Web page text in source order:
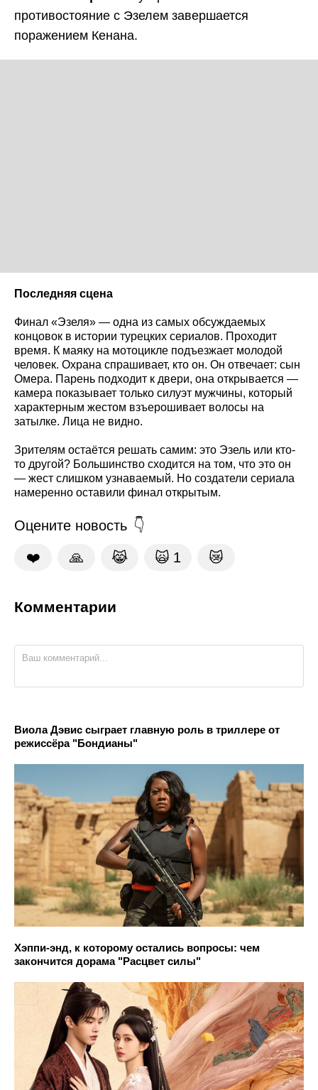
противостояние с Эзелем завершается
поражением Кенана.
Последняя сцена
Финал «Эзеля» — одна из самых обсуждаемых
концовок в истории турецких сериалов. Проходит
время. К маяку на мотоцикле подъезжает молодой
человек. Охрана спрашивает, кто он. Он отвечает: сын
Омера. Парень подходит к двери, она открывается —
камера показывает только силуэт мужчины, который
характерным жестом взъерошивает волосы на
затылке. Лица не видно.
Зрителям остаётся решать самим: это Эзель или кто-
то другой? Большинство сходится на том, что это он
— жест слишком узнаваемый. Но создатели сериала
намеренно оставили финал открытым.
Оцените новость
❤️ 🙏 😹 🙀 1 😿
Комментарии
Виола Дэвис сыграет главную роль в триллере от
режиссёра "Бондианы"
Хэппи-энд, к которому остались вопросы: чем
закончится дорама "Расцвет силы"